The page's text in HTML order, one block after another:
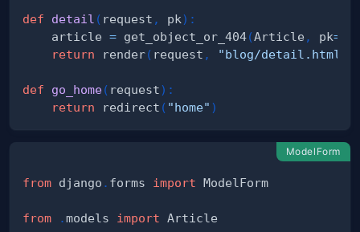
def detail ( request , pk) :
    article
= get_object_or_404(Article , pk=
return render( request , "blog/detail.html"
def go_home( request) :
return redirect ( "home" )
ModelForm
from django . forms import
from .models import